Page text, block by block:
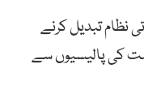
نظام تبدیل کرنے
کی پالیسیوں سے